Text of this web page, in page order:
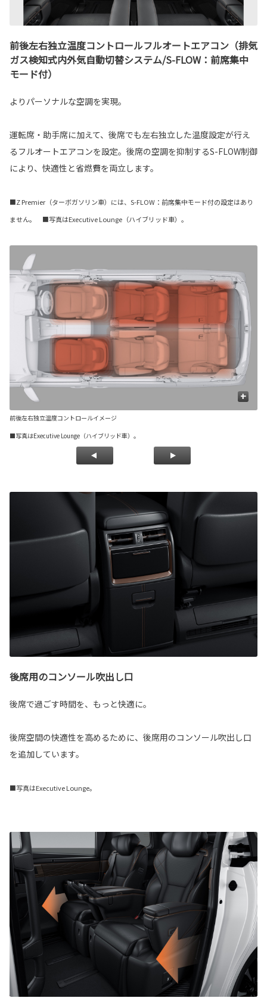
前後左右独立温度コントロールフルオートエアコン（排気
ガス検知式内外気自動切替システム/S-FLOW：前席集中
モード付）
よりパーソナルな空調を実現。
運転席・助手席に加えて、後席でも左右独立した温度設定が行え
るフルオートエアコンを設定。後席の空調を抑制するS-FLOW制御
により、快適性と省燃費を両立します。
■Z Premier（ターボガソリン車）には、S-FLOW：前席集中モード付の設定はあり
ません。 ■写真はExecutive Lounge（ハイブリッド車）。
+
前後左右独立温度コントロールイメージ
■写真はExecutive Lounge（ハイブリッド車）。
後席用のコンソール吹出し口
後席で過ごす時間を、もっと快適に。
後席空間の快適性を高めるために、後席用のコンソール吹出し口
を追加しています。
■写真はExecutive Lounge。